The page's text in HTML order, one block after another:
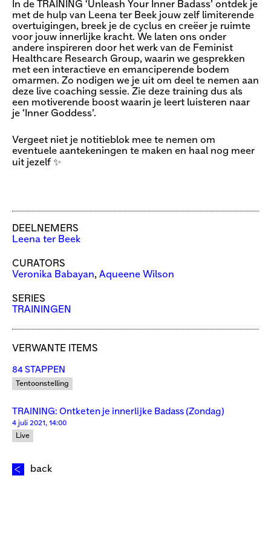
In de TRAINING ‘Unleash Your Inner Badass’ ontdek je
met de hulp van Leena ter Beek jouw zelf limiterende
overtuigingen, breek je de cyclus en creëer je ruimte
voor jouw innerlijke kracht. We laten ons onder
andere inspireren door het werk van de Feminist
Healthcare Research Group, waarin we gesprekken
met een interactieve en emanciperende bodem
omarmen. Zo nodigen we je uit om deel te nemen aan
deze live coaching sessie. Zie deze training dus als
een motiverende boost waarin je leert luisteren naar
je ‘Inner Goddess’.
Vergeet niet je notitieblok mee te nemen om
eventuele aantekeningen te maken en haal nog meer
uit jezelf ✨
DEELNEMERS
Leena ter Beek
CURATORS
Veronika Babayan, Aqueene Wilson
SERIES
TRAININGEN
VERWANTE ITEMS
84 STAPPEN
Tentoonstelling
TRAINING: Ontketen je innerlijke Badass (Zondag)
4 juli 2021, 14:00
Live
back